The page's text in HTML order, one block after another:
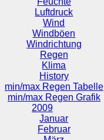
Luftdruck
Wind
Windböen
Windrichtung
Regen
Klima
History
min/max Regen Tabelle
min/max Regen Grafik
2009
Januar
Februar